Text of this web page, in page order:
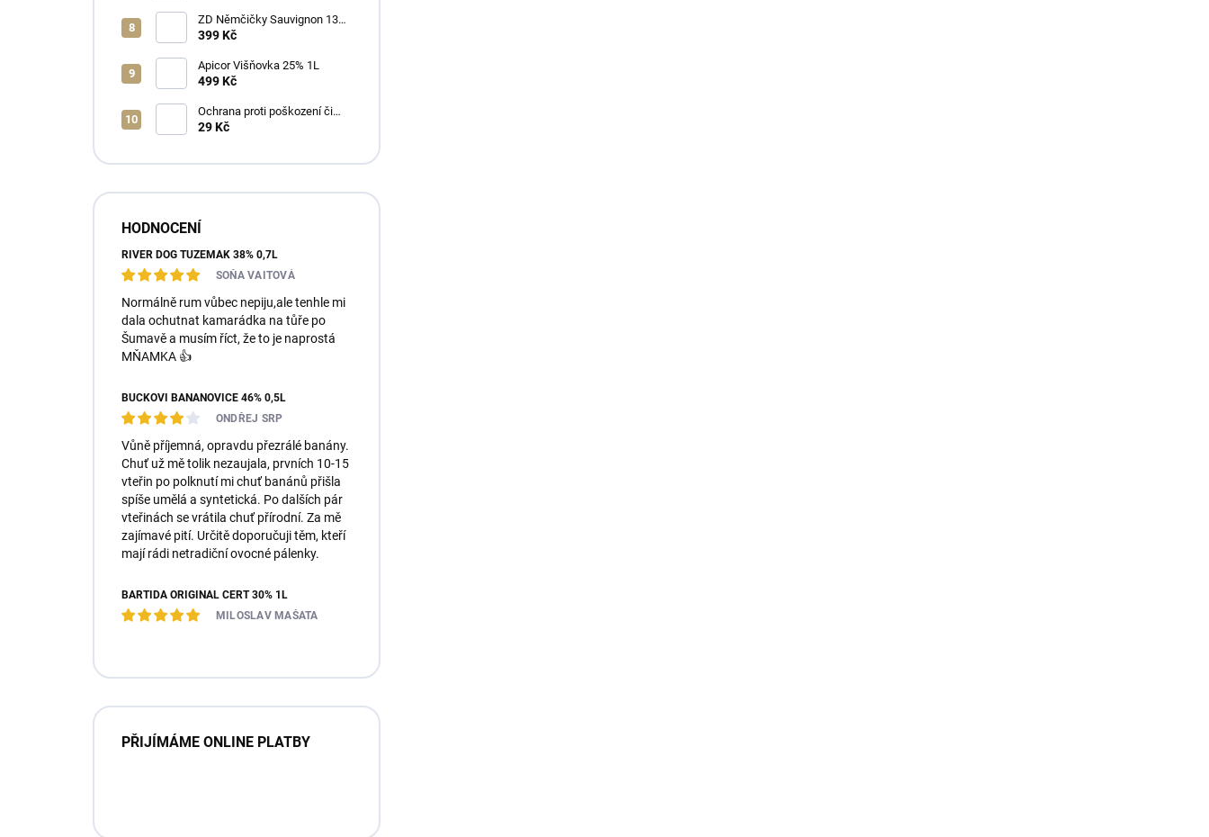
ZD Němčičky Sauvignon 13%
2025 Bag in Box 3L - suché
399 Kč
Apicor Višňovka 25% 1L
499 Kč
Ochrana proti poškození či
ztrátě
29 Kč
HODNOCENÍ
RIVER DOG TUZEMÁK 38% 0,7L
SOŇA VAITOVÁ
Normálně rum vůbec nepiju,ale tenhle mi
dala ochutnat kamarádka na tůře po
Šumavě a musím říct, že to je naprostá
MŇAMKA 👍
BUČKOVI BANÁNOVICE 46% 0,5L
ONDŘEJ SRP
Vůně příjemná, opravdu přezrálé banány.
Chuť už mě tolik nezaujala, prvních 10-15
vteřin po polknutí mi chuť banánů přišla
spíše umělá a syntetická. Po dalších pár
vteřinách se vrátila chuť přírodní. Za mě
zajímavé pití. Určitě doporučuji těm, kteří
mají rádi netradiční ovocné pálenky.
BARTIDA ORIGINÁL ČERT 30% 1L
MILOSLAV MAŠATA
PŘIJÍMÁME ONLINE PLATBY